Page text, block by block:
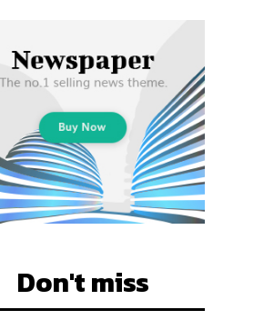
Don't miss